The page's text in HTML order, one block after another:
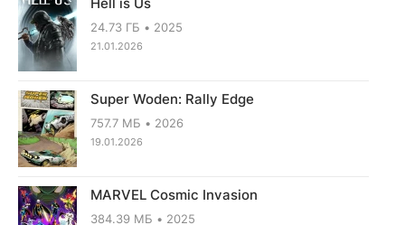
24.73 ГБ 2025
21.01.2026
Super Woden: Rally Edge
757.7 МБ 2026
19.01.2026
MARVEL Cosmic Invasion
384.39 МБ 2025